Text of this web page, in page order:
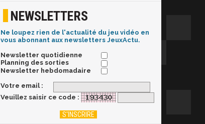
NEWSLETTERS
Ne loupez rien de l'actualité du jeu vidéo en
vous abonnant aux newsletters JeuxActu.
Newsletter quotidienne
Planning des sorties
Newsletter hebdomadaire
Votre email :
Veuillez saisir ce code :